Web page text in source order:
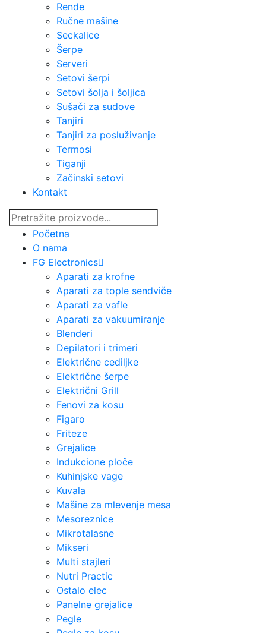
Rende
Ručne mašine
Seckalice
Šerpe
Serveri
Setovi šerpi
Setovi šolja i šoljica
Sušači za sudove
Tanjiri
Tanjiri za posluživanje
Termosi
Tiganji
Začinski setovi
Kontakt
Početna
O nama
FG Electronics
Aparati za krofne
Aparati za tople sendviče
Aparati za vafle
Aparati za vakuumiranje
Blenderi
Depilatori i trimeri
Električne cediljke
Električne šerpe
Električni Grill
Fenovi za kosu
Figaro
Friteze
Grejalice
Indukcione ploče
Kuhinjske vage
Kuvala
Mašine za mlevenje mesa
Mesoreznice
Mikrotalasne
Mikseri
Multi stajleri
Nutri Practic
Ostalo elec
Panelne grejalice
Pegle